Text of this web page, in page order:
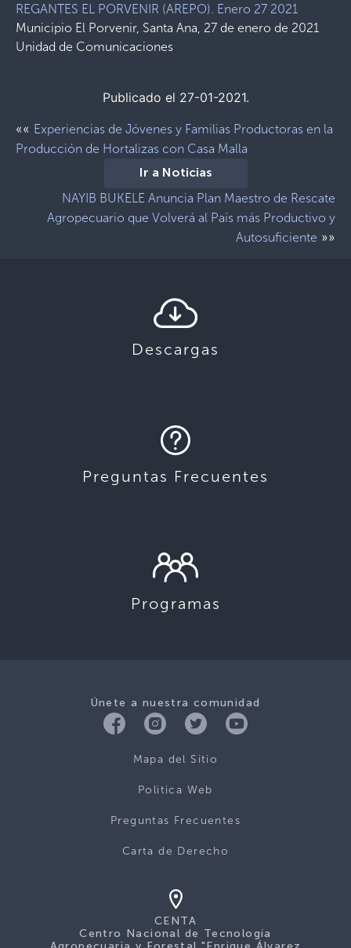
Municipio El Porvenir, Santa Ana, 27 de enero de 2021
Unidad de Comunicaciones
Publicado el 27-01-2021.
«« Experiencias de Jóvenes y Familias Productoras en la
Producción de Hortalizas con Casa Malla
Ir a Noticias
NAYIB BUKELE Anuncia Plan Maestro de Rescate
Agropecuario que Volverá al País más Productivo y
Autosuficiente »»
Descargas
Preguntas Frecuentes
Programas
Únete a nuestra comunidad
Mapa del Sitio
Politica Web
Preguntas Frecuentes
Carta de Derecho
CENTA
Centro Nacional de Tecnología